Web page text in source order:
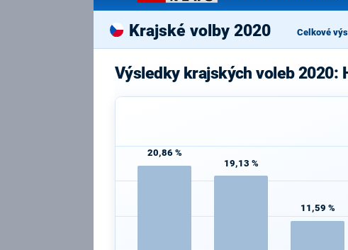
Pořady
Krajské volby 2020 Celkové
Výsledky krajských voleb 2020:
20,86 %
19,13 %
11,59 %